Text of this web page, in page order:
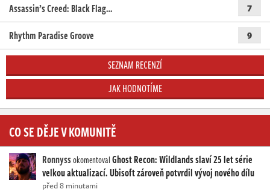
Assassin’s Creed: Black Flag… 7
Rhythm Paradise Groove 9
SEZNAM RECENZÍ
JAK HODNOTÍME
CO SE DĚJE V KOMUNITĚ
RonnyssokomentovalGhost Recon: Wildlands slaví 25 let série
velkou aktualizací. Ubisoft zároveň potvrdil vývoj nového dílu
před 8 minutami